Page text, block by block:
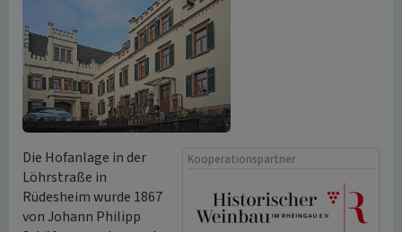
Kooperationspartner
Die Hofanlage in der
Löhrstraße in
Rüdesheim wurde 1867
von Johann Philipp